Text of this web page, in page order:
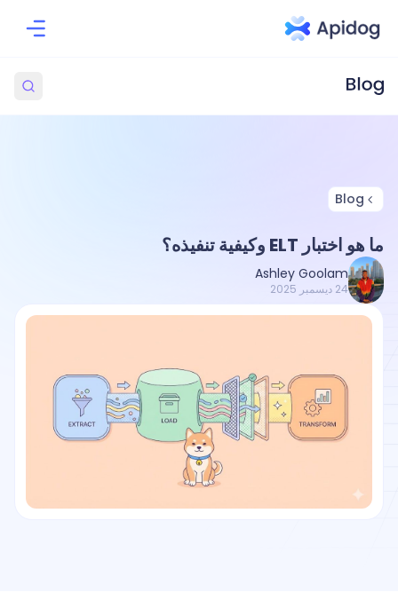
Blog
ما هو اختبار ELT وكيفية تنفيذه؟
Ashley Goolam
24 ديسمبر 2025